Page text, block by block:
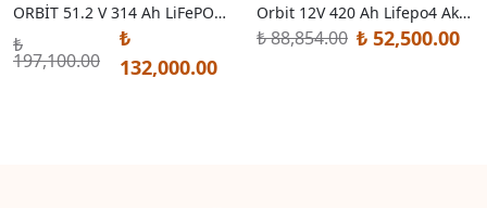
ORBİT 51.2 V 314 Ah LiFePO4 Akü-Low Voltage-Metal Kasa
₺
197,100.00
₺
132,000.00
Orbit 12V 420 Ah Lifepo4 Akü-Abs Kasa
₺ 88,854.00 ₺ 52,500.00